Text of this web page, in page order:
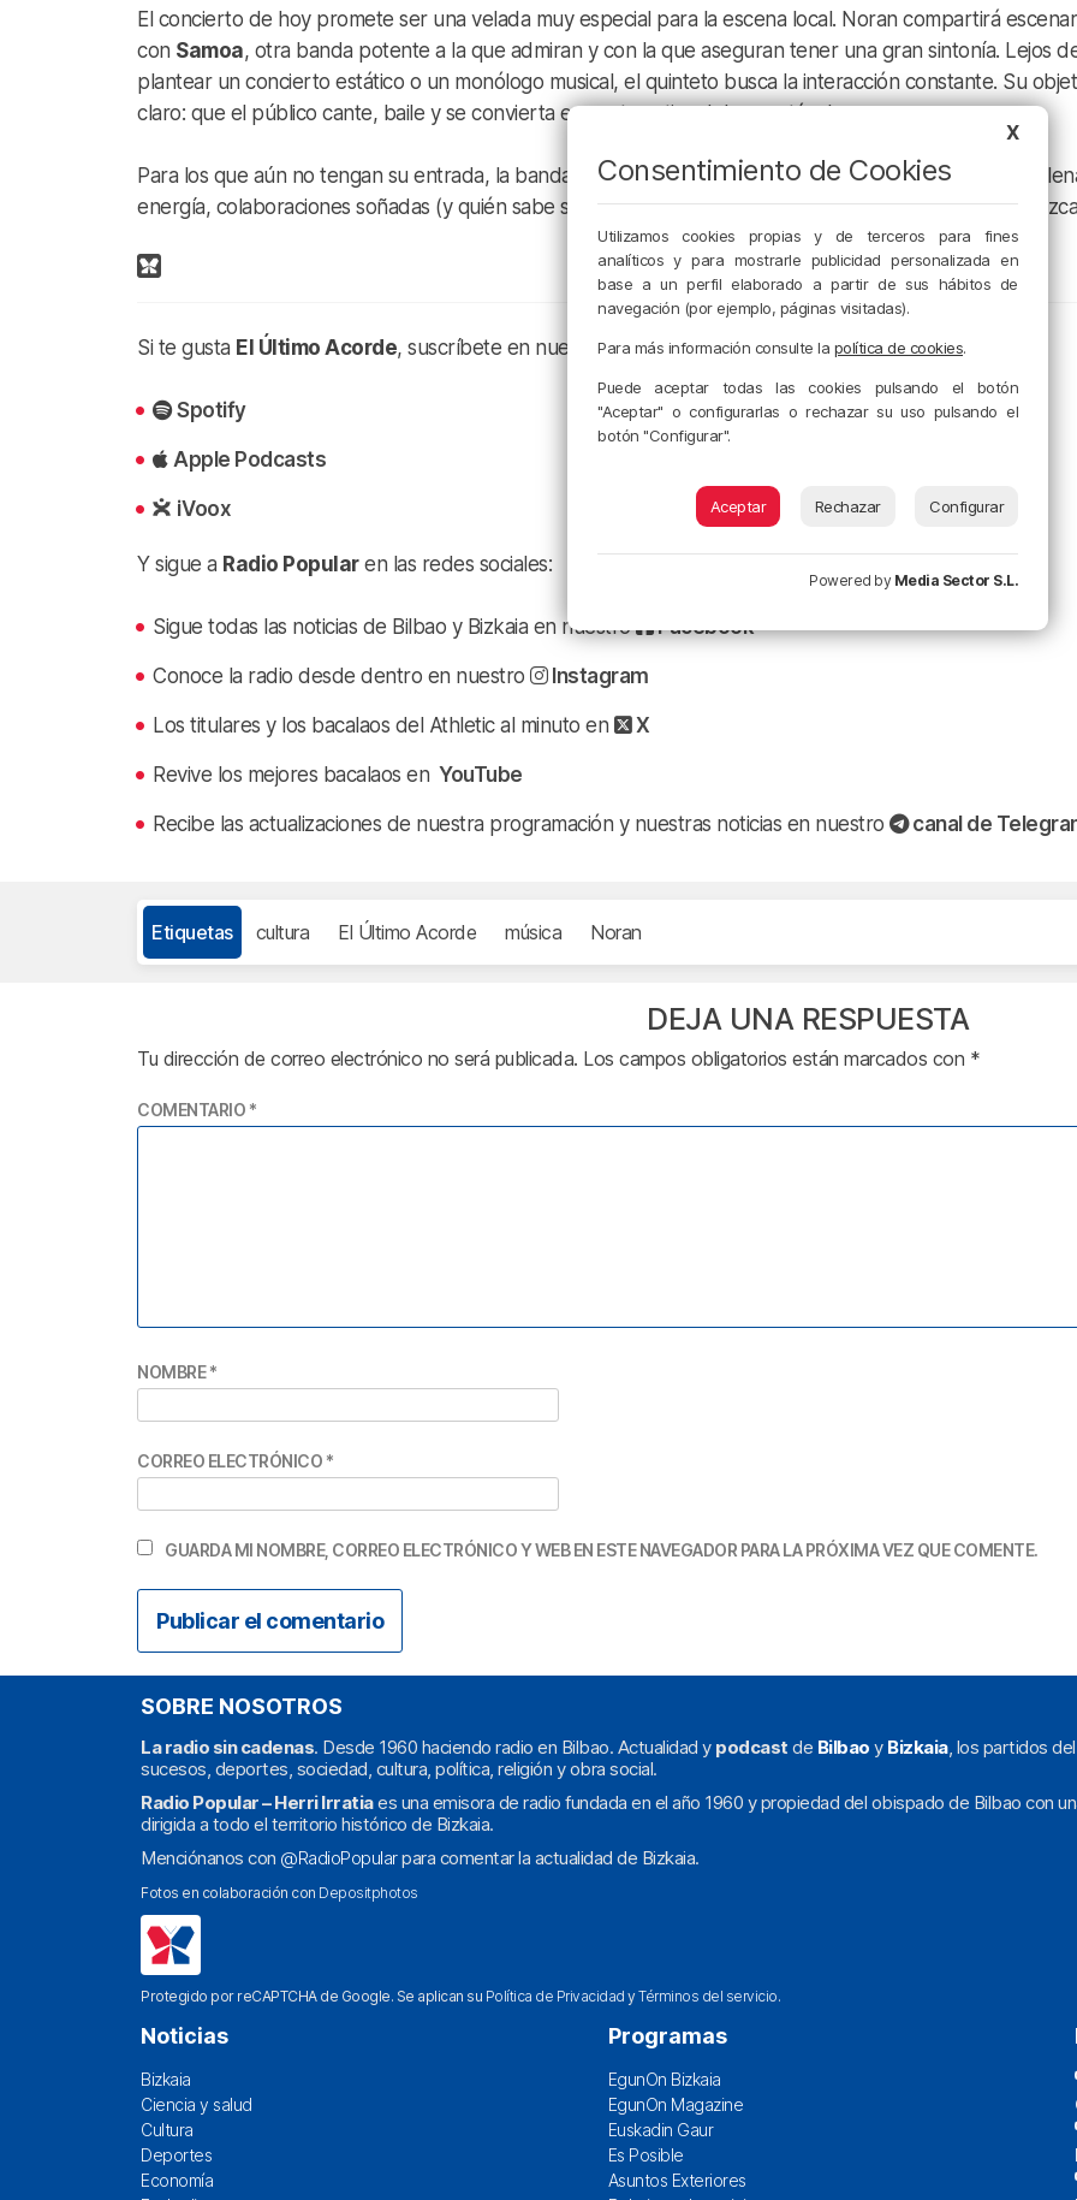
El concierto de hoy promete ser una velada muy especial para la escena local. Noran compartirá
con Samoa, otra banda potente a la que admiran y con la que aseguran tener una gran sintonía. Lejos
plantear un concierto estático o un monólogo musical, el quinteto busca la interacción constante. Su
claro: que el público cante, baile y se convierta en parte activa del espectáculo.
Para los que aún no tengan su entrada, la banda ha lanzado un último aviso, garantizando una noche
energía, colaboraciones soñadas (y quién sabe si alguna sorpresa) y el mejor pop-rock de la escena
Si te gusta El Último Acorde, suscríbete en nuestros canales de podcast:
Spotify
Apple Podcasts
iVoox
Y sigue a Radio Popularen las redes sociales:
Sigue todas las noticias de Bilbao y Bizkaia en nuestro Facebook
Conoce la radio desde dentro en nuestro Instagram
Los titulares y los bacalaos del Athletic al minuto en X
Revive los mejores bacalaos en YouTube
Recibe las actualizaciones de nuestra programación y nuestras noticias en nuestro canal de
Etiquetas cultura El Último Acorde música Noran
DEJA UNA RESPUESTA
Tu dirección de correo electrónico no será publicada. Los campos obligatorios están marcados con *
COMENTARIO *
NOMBRE*
CORREO ELECTRÓNICO *
GUARDA MI NOMBRE, CORREO ELECTRÓNICO Y WEB EN ESTE NAVEGADOR PARA LA PRÓXIMA VEZ QUE COMENTE.
SOBRE NOSOTROS
La radio sin cadenas. Desde 1960 haciendo radio en Bilbao. Actualidad y podcast de Bilbao y Bizkaia, los partidos
sucesos, deportes, sociedad, cultura, política, religión y obra social.
Radio Popular – Herri Irratiaes una emisora de radio fundada en el año 1960 y propiedad del obispado de Bilbao con
dirigida a todo el territorio histórico de Bizkaia.
Menciónanos con @RadioPopularpara comentar la actualidad de Bizkaia.
Fotos en colaboración con Depositphotos
Protegido por reCAPTCHA de Google. Se aplican su Política de Privacidad yTérminos del servicio.
Noticias
Bizkaia
Ciencia y salud
Cultura
Deportes
Economía
Programas
EgunOn Bizkaia
EgunOn Magazine
Euskadin Gaur
Es Posible
Asuntos Exteriores
X
Consentimiento de Cookies
Utilizamos cookies propias y de terceros para fines
analíticos y para mostrarle publicidad personalizada en
base a un perfil elaborado a partir de sus hábitos de
navegación (por ejemplo, páginas visitadas).
Para más información consulte la política de cookies.
Puede aceptar todas las cookies pulsando el botón
"Aceptar" o configurarlas o rechazar su uso pulsando el
botón "Configurar".
Aceptar Rechazar Configurar
Powered by Media Sector S.L.